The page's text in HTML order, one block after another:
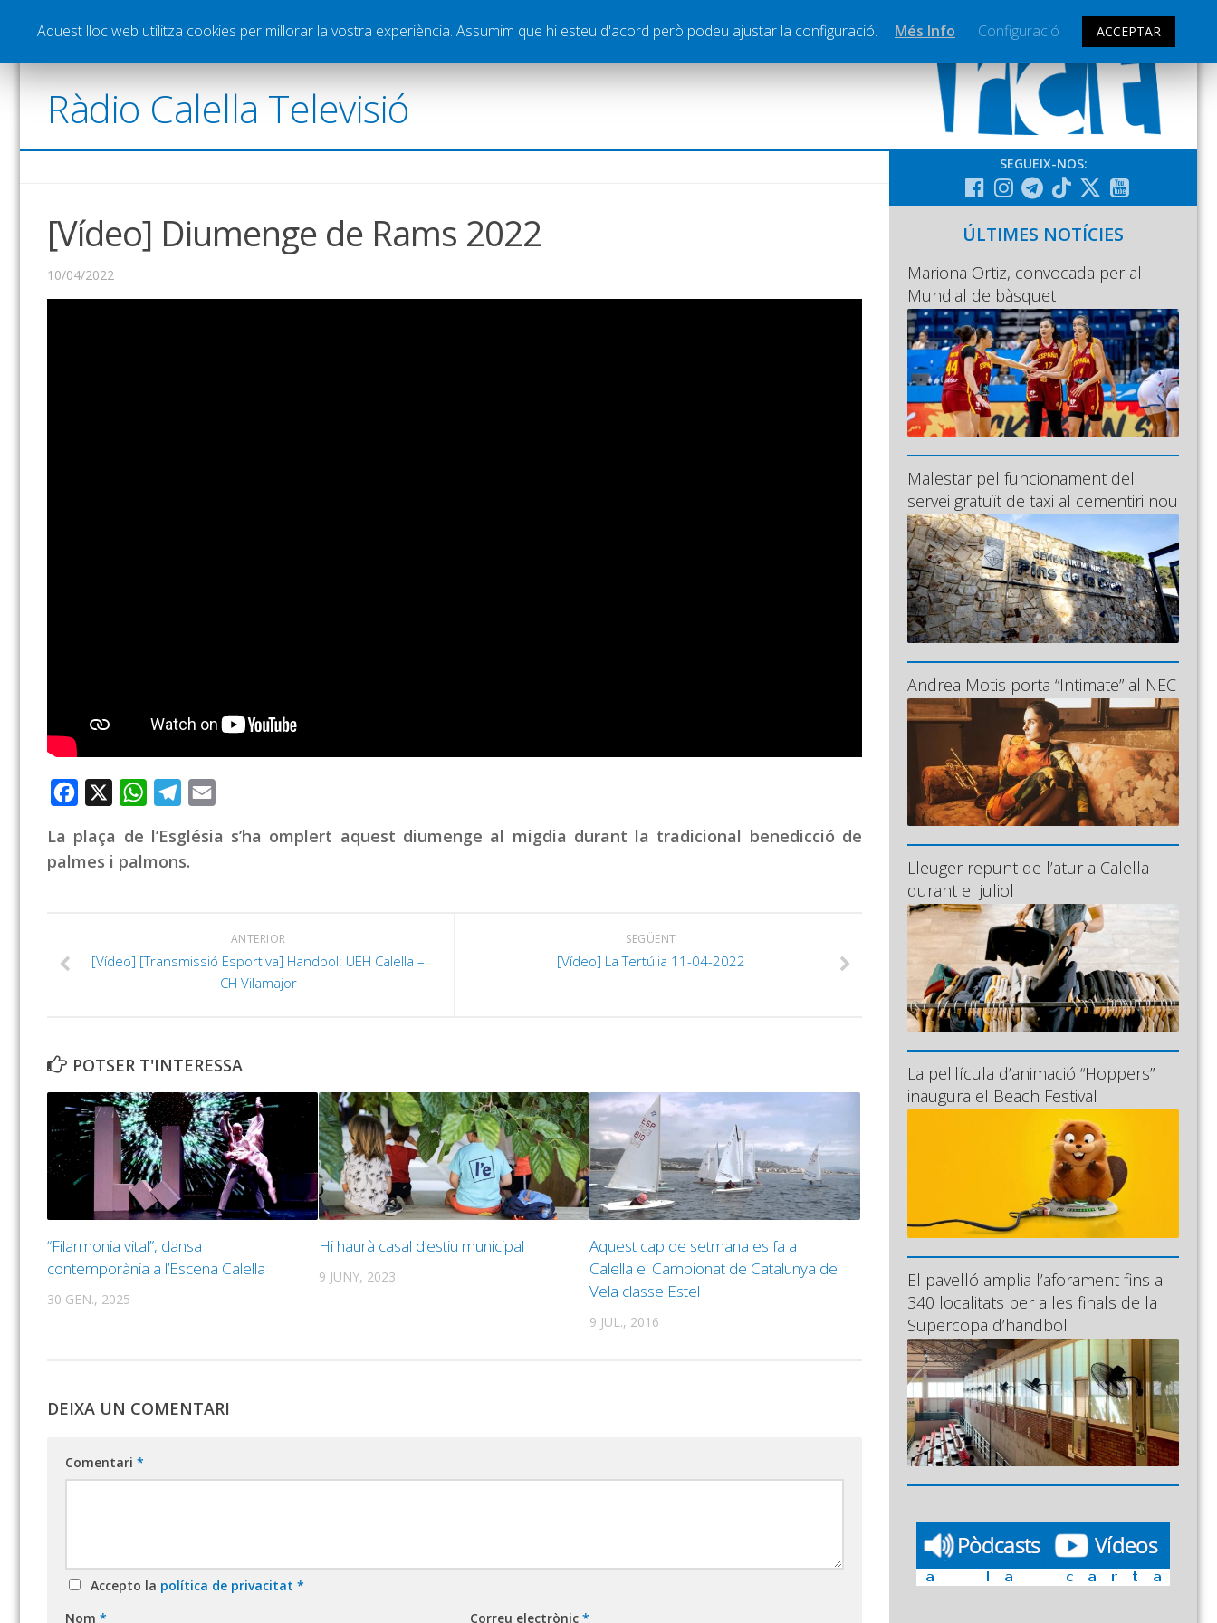
Notícies Esports Pòdcasts Vídeos Graella Publicitat Contacte
Ràdio Calella Televisió
[Vídeo] Diumenge de Rams 2022
10/04/2022
Facebook WhatsAppTelegram
La plaça de l’Església s’ha omplert aquest diumenge al migdia durant la tradicional benedicció de
palmes i palmons.
SEGÜENT
[Vídeo] La Tertúlia 11-04-2022
ANTERIOR
[Vídeo] [Transmissió Esportiva] Handbol: UEH Calella –
CH Vilamajor
POTSER T'INTERESSA
“Filarmonia vital”, dansa
contemporània a l’Escena Calella
30 GEN., 2025
Hi haurà casal d’estiu municipal
9 JUNY, 2023
Aquest cap de setmana es fa a
Calella el Campionat de Catalunya de
Vela classe Estel
9 JUL., 2016
DEIXA UN COMENTARI
Comentari *
Accepto la política de privacitat *
Nom * Correu electrònic*
SEGUEIX-NOS:
ÚLTIMES NOTÍCIES
Mariona Ortiz, convocada per al
Mundial de bàsquet
Malestar pel funcionament del
servei gratuït de taxi al cementiri nou
Andrea Motis porta “Intimate” al NEC
Lleuger repunt de l’atur a Calella
durant el juliol
La pel·lícula d’animació “Hoppers”
inaugura el Beach Festival
El pavelló amplia l’aforament fins a
340 localitats per a les finals de la
Supercopa d’handbol
Aquest lloc web utilitza cookies per millorar la vostra experiència. Assumim que hi esteu d'acord però podeu ajustar la configuració. Més Info Configuració ACCEPTAR